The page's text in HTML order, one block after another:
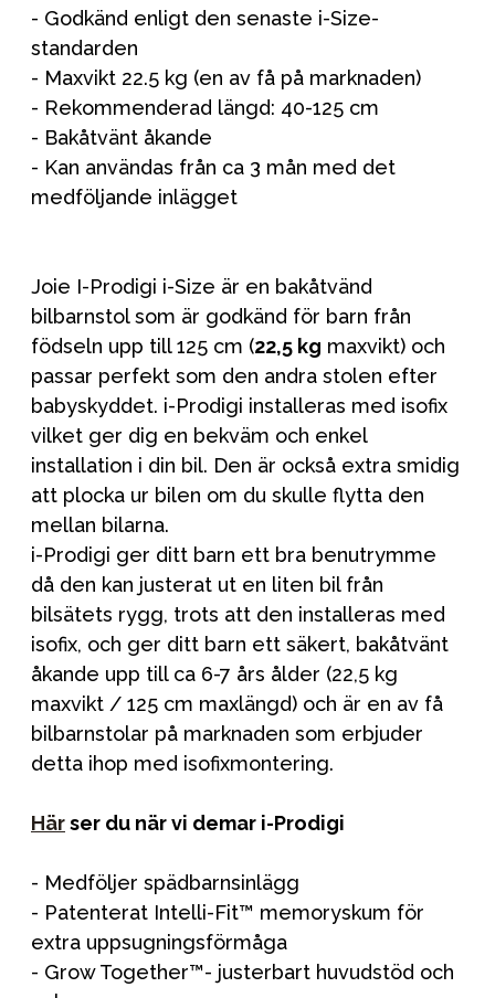
- Godkänd enligt den senaste i-Size-
standarden
- Maxvikt 22.5 kg (en av få på marknaden)
- Rekommenderad längd: 40-125 cm
- Bakåtvänt åkande
- Kan användas från ca 3 mån med det
medföljande inlägget
Joie I-Prodigi i-Size är en bakåtvänd
bilbarnstol som är godkänd för barn från
födseln upp till 125 cm (22,5 kg maxvikt) och
passar perfekt som den andra stolen efter
babyskyddet. i-Prodigi installeras med isofix
vilket ger dig en bekväm och enkel
installation i din bil. Den är också extra smidig
att plocka ur bilen om du skulle flytta den
mellan bilarna.
i-Prodigi ger ditt barn ett bra benutrymme
då den kan justerat ut en liten bil från
bilsätets rygg, trots att den installeras med
isofix, och ger ditt barn ett säkert, bakåtvänt
åkande upp till ca 6-7 års ålder (22,5 kg
maxvikt / 125 cm maxlängd) och är en av få
bilbarnstolar på marknaden som erbjuder
detta ihop med isofixmontering.
Härser du när vi demar i-Prodigi
- Medföljer spädbarnsinlägg
- Patenterat Intelli-Fit™ memoryskum för
extra uppsugningsförmåga
- Grow Together™- justerbart huvudstöd och